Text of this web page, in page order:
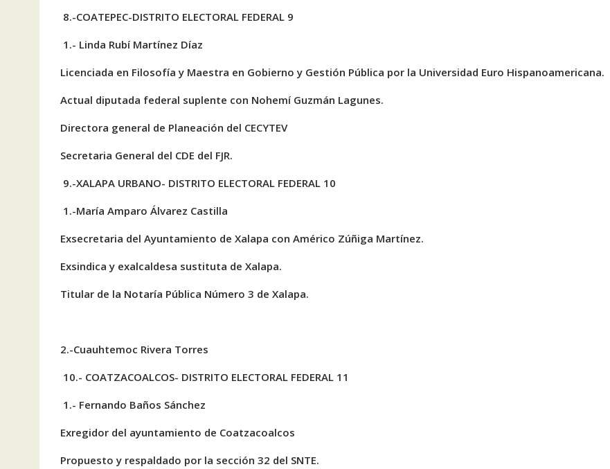
8.-COATEPEC-DISTRITO ELECTORAL FEDERAL 9
1.- Linda Rubí Martínez Díaz
Licenciada en Filosofía y Maestra en Gobierno y Gestión Pública por la Universidad Euro Hispanoamericana.
Actual diputada federal suplente con Nohemí Guzmán Lagunes.
Directora general de Planeación del CECYTEV
Secretaria General del CDE del FJR.
9.-XALAPA URBANO- DISTRITO ELECTORAL FEDERAL 10
1.-María Amparo Álvarez Castilla
Exsecretaria del Ayuntamiento de Xalapa con Américo Zúñiga Martínez.
Exsindica y exalcaldesa sustituta de Xalapa.
Titular de la Notaría Pública Número 3 de Xalapa.
2.-Cuauhtemoc Rivera Torres
10.- COATZACOALCOS- DISTRITO ELECTORAL FEDERAL 11
1.- Fernando Baños Sánchez
Exregidor del ayuntamiento de Coatzacoalcos
Propuesto y respaldado por la sección 32 del SNTE.